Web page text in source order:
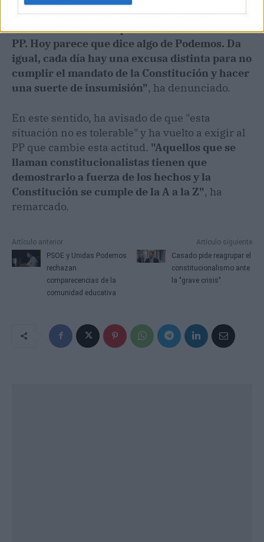
"Yo creo que no hay excusa posible para
mantener la actitud que viene manteniendo el
PP. Hoy parece que dice algo de Podemos. Da
igual, cada día hay una excusa distinta para no
cumplir el mandato de la Constitución y hacer
una suerte de insumisión", ha denunciado.
En este sentido, ha avisado de que "esta
situación no es tolerable" y ha vuelto a exigir al
PP que cambie esta actitud. "Aquellos que se
llaman constitucionalistas tienen que
demostrarlo a fuerza de los hechos y la
Constitución se cumple de la A a la Z", ha
remarcado.
Artículo anterior
PSOE y Unidas Podemos
rechazan
comparecencias de la
comunidad educativa
Artículo siguiente
Casado pide reagrupar el
constitucionalismo ante
la "grave crisis"